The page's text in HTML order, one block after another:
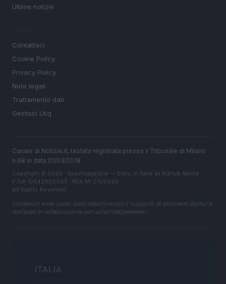
Ultime notizie
Contattaci
Cookie Policy
Privacy Policy
Note legali
Trattamento dati
Gestisci Utiq
Canale di Notizie.it, testata registrata presso il Tribunale di Milano
n.68 in data 01/03/2018
Copyright © 2026 · Sportmagazine — Edito in Italia da AdHub Media
P.IVA 13542920965 · REA MI 2729933
All Rights Reserved
I contenuti sono curati dalla redazione con il supporto di strumenti digitali e
realizzati in collaborazione con autori indipendenti.
ITALIA